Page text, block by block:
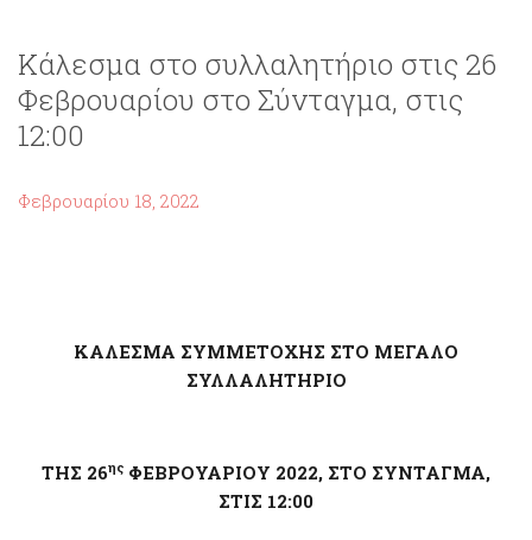
Κάλεσμα στο συλλαλητήριο στις 26
Φεβρουαρίου στο Σύνταγμα, στις
12:00
Φεβρουαρίου 18, 2022
ΚΑΛΕΣΜΑ ΣΥΜΜΕΤΟΧΗΣ ΣΤΟ ΜΕΓΑΛΟ
ΣΥΛΛΑΛΗΤΗΡΙΟ
ΤΗΣ 26ης ΦΕΒΡΟΥΑΡΙΟΥ 2022, ΣΤΟ ΣΥΝΤΑΓΜΑ,
ΣΤΙΣ 12:00